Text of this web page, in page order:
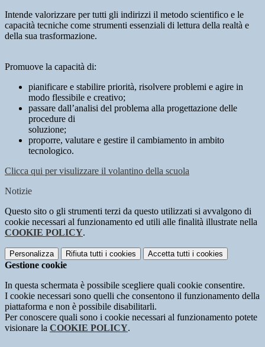
Intende valorizzare per tutti gli indirizzi il metodo scientifico e le
capacità tecniche come strumenti essenziali di lettura della realtà e
della sua trasformazione.
Promuove la capacità di:
pianificare e stabilire priorità, risolvere problemi e agire in
modo flessibile e creativo;
passare dall’analisi del problema alla progettazione delle
procedure di
soluzione;
proporre, valutare e gestire il cambiamento in ambito
tecnologico.
Clicca qui per visulizzare il volantino della scuola
Notizie
Questo sito o gli strumenti terzi da questo utilizzati si avvalgono di
cookie necessari al funzionamento ed utili alle finalità illustrate nella
COOKIE POLICY.
Personalizza Rifiuta tutti i cookies Accetta tutti i cookies
Gestione cookie
In questa schermata è possibile scegliere quali cookie consentire.
I cookie necessari sono quelli che consentono il funzionamento della
piattaforma e non è possibile disabilitarli.
Per conoscere quali sono i cookie necessari al funzionamento potete
visionare la COOKIE POLICY.